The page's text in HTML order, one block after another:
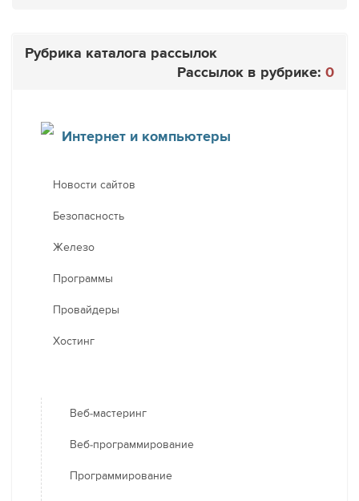
Рубрика каталога рассылок
Рассылок в рубрике: 0
Интернет и компьютеры
Новости сайтов
Безопасность
Железо
Программы
Провайдеры
Хостинг
Веб-мастеринг
Веб-программирование
Программирование